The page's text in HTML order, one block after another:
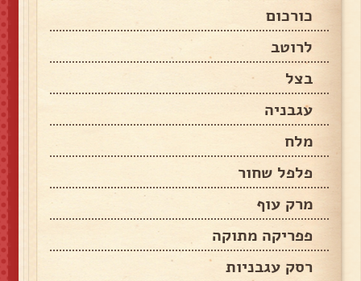
כורכום
לרוטב
בצל
עגבניה
מלח
פלפל שחור
מרק עוף
פפריקה מתוקה
רסק עגבניות